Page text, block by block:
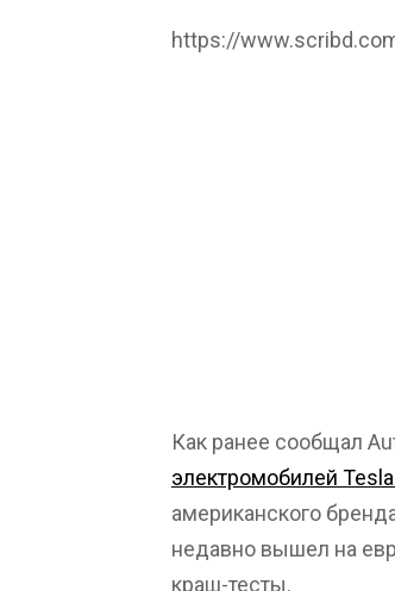
https://
Как ранее сообщал
электромобилей
американского
недавно вышел на
краш-тесты.